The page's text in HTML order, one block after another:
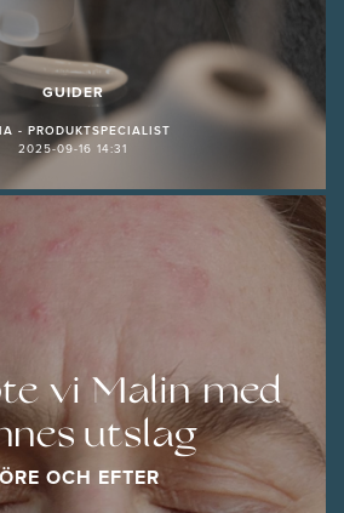
GUIDER
- PRODUKTSPECIALIST
2025-09-16 14:31
vi Malin med
utslag
OCH EFTER